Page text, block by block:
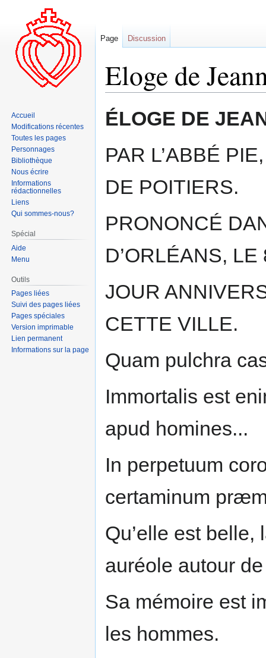
Eloge de
Aller
navigation
Aller
recherche
ÉLOGE DE
PAR L’ABBÉ
DE POITIERS.
PRONONCÉ
D’ORLÉANS,
JOUR
CETTE VILLE.
Quam pulchra
Immortalis est
apud homines...
In perpetuum
certaminum
Qu’elle est
auréole autour
Sa mémoire est
les hommes.
Page Discussion
Accueil
Modifications récentes
Toutes les pages
Personnages
Bibliothèque
Nous écrire
Informations
rédactionnelles
Liens
Qui sommes-nous?
Spécial
Aide
Menu
Outils
Pages liées
Suivi des pages liées
Pages spéciales
Version imprimable
Lien permanent
Informations sur la page